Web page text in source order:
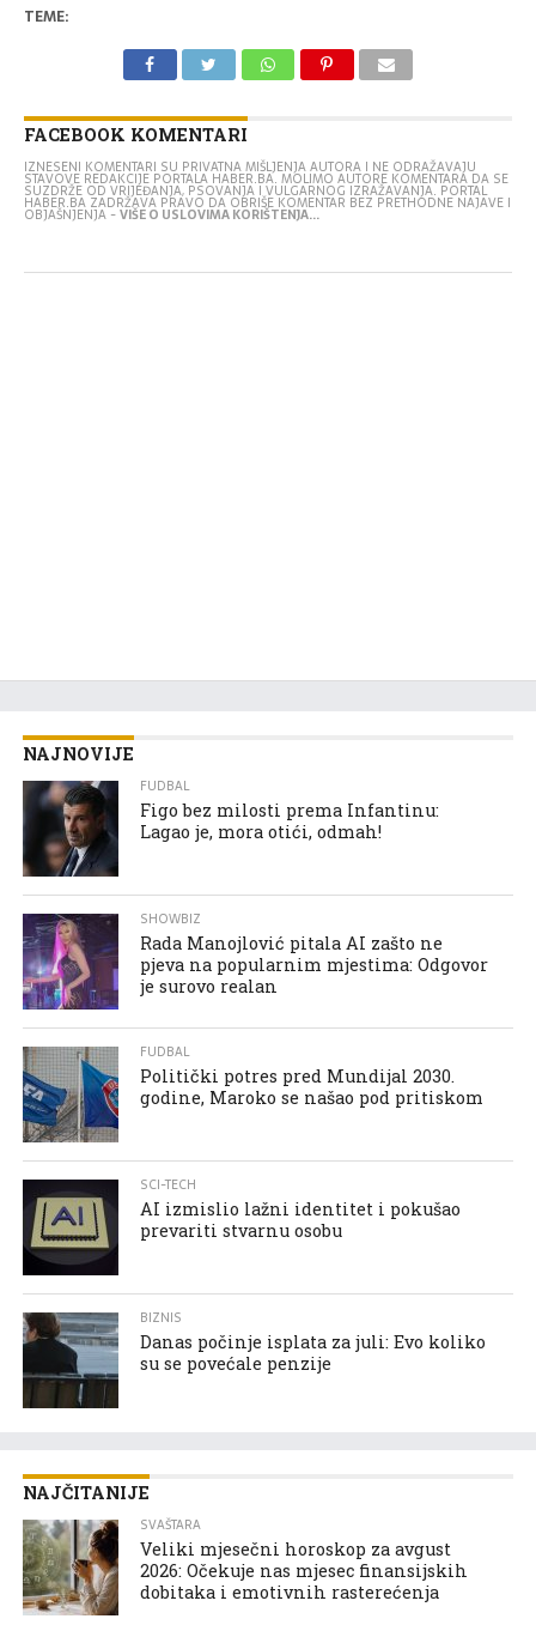
TEME:
FACEBOOK KOMENTARI
IZNESENI KOMENTARI SU PRIVATNA MIŠLJENJA AUTORA I NE ODRAŽAVAJU
STAVOVE REDAKCIJE PORTALA HABER.BA. MOLIMO AUTORE KOMENTARA DA SE
SUZDRŽE OD VRIJEĐANJA, PSOVANJA I VULGARNOG IZRAŽAVANJA. PORTAL
HABER.BA ZADRŽAVA PRAVO DA OBRIŠE KOMENTAR BEZ PRETHODNE NAJAVE I
OBJAŠNJENJA -VIŠE O USLOVIMA KORIŠTENJA...
NAJNOVIJE
FUDBAL
Figo bez milosti prema Infantinu:
Lagao je, mora otići, odmah!
SHOWBIZ
Rada Manojlović pitala AI zašto ne
pjeva na popularnim mjestima: Odgovor
je surovo realan
FUDBAL
Politički potres pred Mundijal 2030.
godine, Maroko se našao pod pritiskom
SCI-TECH
AI izmislio lažni identitet i pokušao
prevariti stvarnu osobu
BIZNIS
Danas počinje isplata za juli: Evo koliko
su se povećale penzije
NAJČITANIJE
SVAŠTARA
Veliki mjesečni horoskop za avgust
2026: Očekuje nas mjesec finansijskih
dobitaka i emotivnih rasterećenja